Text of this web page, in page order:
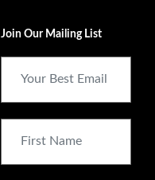
Join Our Mailing List